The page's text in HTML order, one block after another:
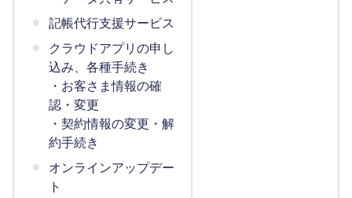
記帳代行支援サービス
クラウドアプリの申し
込み、各種手続き
・お客さま情報の確
認・変更
・契約情報の変更・解
約手続き
オンラインアップデー
ト